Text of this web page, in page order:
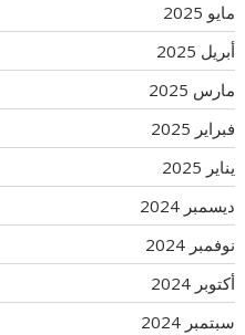
مايو 2025
أبريل 2025
مارس 2025
فبراير 2025
يناير 2025
ديسمبر 2024
نوفمبر 2024
أكتوبر 2024
سبتمبر 2024